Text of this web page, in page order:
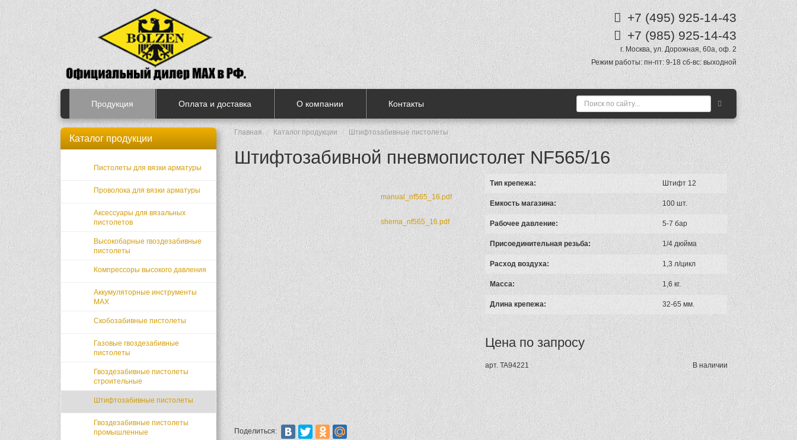
+7 (495) 925-14-43
+7 (985) 925-14-43
г. Москва, ул. Дорожная, 60а, оф. 2
Режим работы: пн-пт: 9-18 сб-вс: выходной
Продукция Оплата и доставка О компании Контакты
Каталог продукции
Пистолеты для вязки арматуры
Проволока для вязки арматуры
Аксессуары для вязальных
пистолетов
Высокобарные гвоздезабивные
пистолеты
Компрессоры высокого давления
Аккумуляторные инструменты
MAX
Скобозабивные пистолеты
Газовые гвоздезабивные
пистолеты
Гвоздезабивные пистолеты
строительные
Штифтозабивные пистолеты
Гвоздезабивные пистолеты
промышленные
Главная Каталог продукции Штифтозабивные пистолеты
Штифтозабивной пневмопистолет NF565/16
manual_nf565_16.pdf
shema_nf565_16.pdf
Тип крепежа: Штифт 12
Емкость магазина: 100 шт.
Рабочее давление: 5-7 бар
Присоединительная резьба: 1/4 дюйма
Расход воздуха: 1,3 л/цикл
Масса: 1,6 кг.
Длина крепежа: 32-65 мм.
Цена по запросу
арт.TA94221 В наличии
Поделиться: